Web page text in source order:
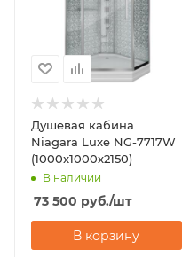
Душевая кабина
Niagara Luxe NG-7717W
(1000x1000х2150)
В наличии
73 500 руб./шт
В корзину